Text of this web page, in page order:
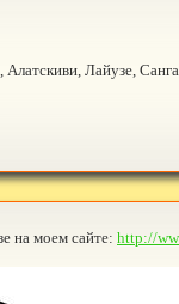
Лайузе,
на моем сайте: http://